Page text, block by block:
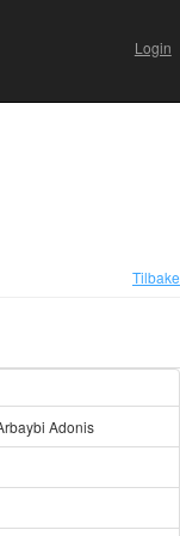
Login
Tilbake
Adonis